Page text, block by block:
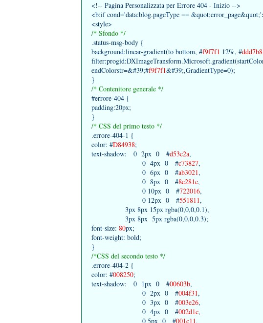
<!-- Pagina Personalizzata per Errore 404 - Inizio -->
<b:if cond='data:blog.pageType ==
<style>
/* Sfondo */
.status-msg-body {
background:linear-gradient(to bottom, #f9f7f1 12%, #ddd7b8
endColorstr=&#39;#f9f7f1&#39;,GradientType=0);
}
/* Contenitore generale */
#errore-404 {
padding:20px;
}
/* CSS del primo testo */
.errore-404-1 {
color: #D84938;
text-shadow: 0 2px 0 #d53c2a,
0 4px 0 #c73827,
0 6px 0 #ab3021,
0 8px 0 #8e281c,
0 10px 0 #722016,
0 12px 0 #551811,
3px 8px 15px rgba(0,0,0,0.1),
3px 8px 5px rgba(0,0,0,0.3);
font-size: 80px;
font-weight: bold;
}
/*CSS del secondo testo */
.errore-404-2 {
color: #008250;
text-shadow: 0 1px 0 #00603b,
0 2px 0 #004f31,
0 3px 0 #003e26,
0 4px 0 #002d1c,
0 5px 0 #001c11,